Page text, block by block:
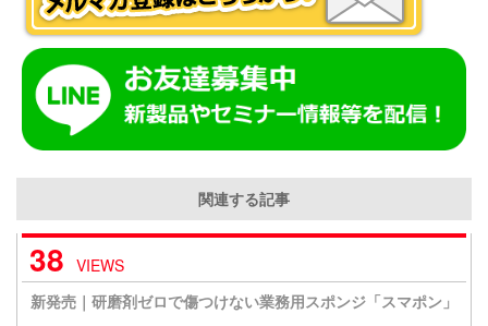
関連する記事
38 VIEWS
新発売｜研磨剤ゼロで傷つけない業務用スポンジ「スマポン」